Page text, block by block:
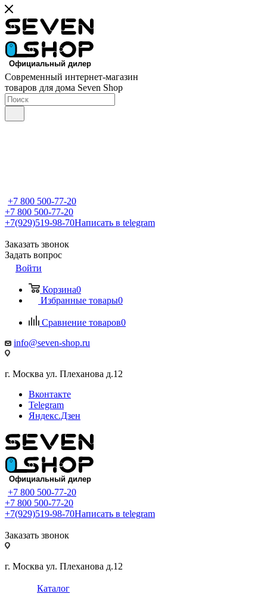
Современный интернет-магазин
товаров для дома Seven Shop
+7 800 500-77-20
+7 800 500-77-20
+7(929)519-98-70Написать в telegram
Заказать звонок
Задать вопрос
Войти
Корзина0
Избранные товары0
Сравнение товаров0
info@seven-shop.ru
г. Москва ул. Плеханова д.12
Вконтакте
Telegram
Яндекс.Дзен
+7 800 500-77-20
+7 800 500-77-20
+7(929)519-98-70Написать в telegram
Заказать звонок
г. Москва ул. Плеханова д.12
Каталог